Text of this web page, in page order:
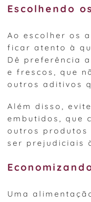
Escolhendo
Ao escolher os
ficar atento à
Dê preferência
e frescos, que
outros aditivos
Além disso,
embutidos, que
outros produtos
ser prejudiciais
Uma